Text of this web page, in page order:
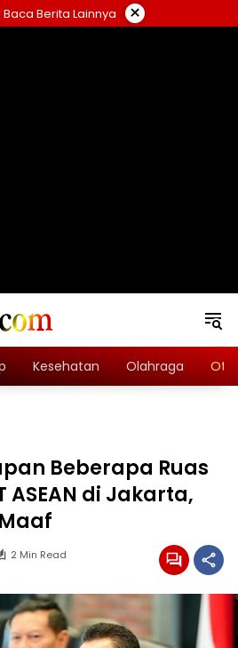
Baca Berita Lainnya ×
Kesehatan Olahraga
Beberapa Ruas
ASEAN di Jakarta,
2 Min Read